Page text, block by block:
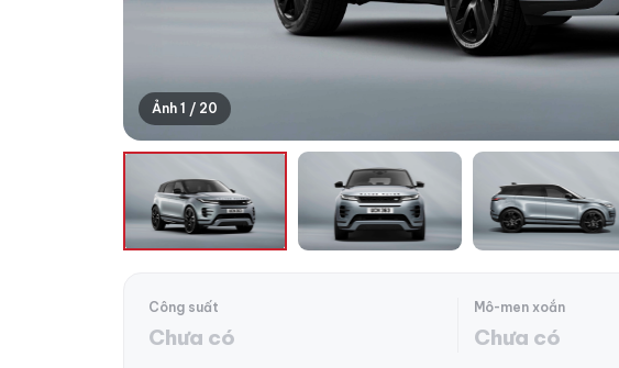
Ảnh 1 / 20
Công suất
Chưa có
Mô-men xoắn
Chưa có